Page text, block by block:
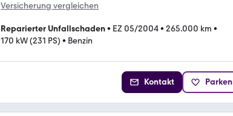
Versicherung vergleichen
Reparierter Unfallschaden• EZ 05/2004• 265.000 km •
170 kW (231 PS) • Benzin
Kontakt Parken